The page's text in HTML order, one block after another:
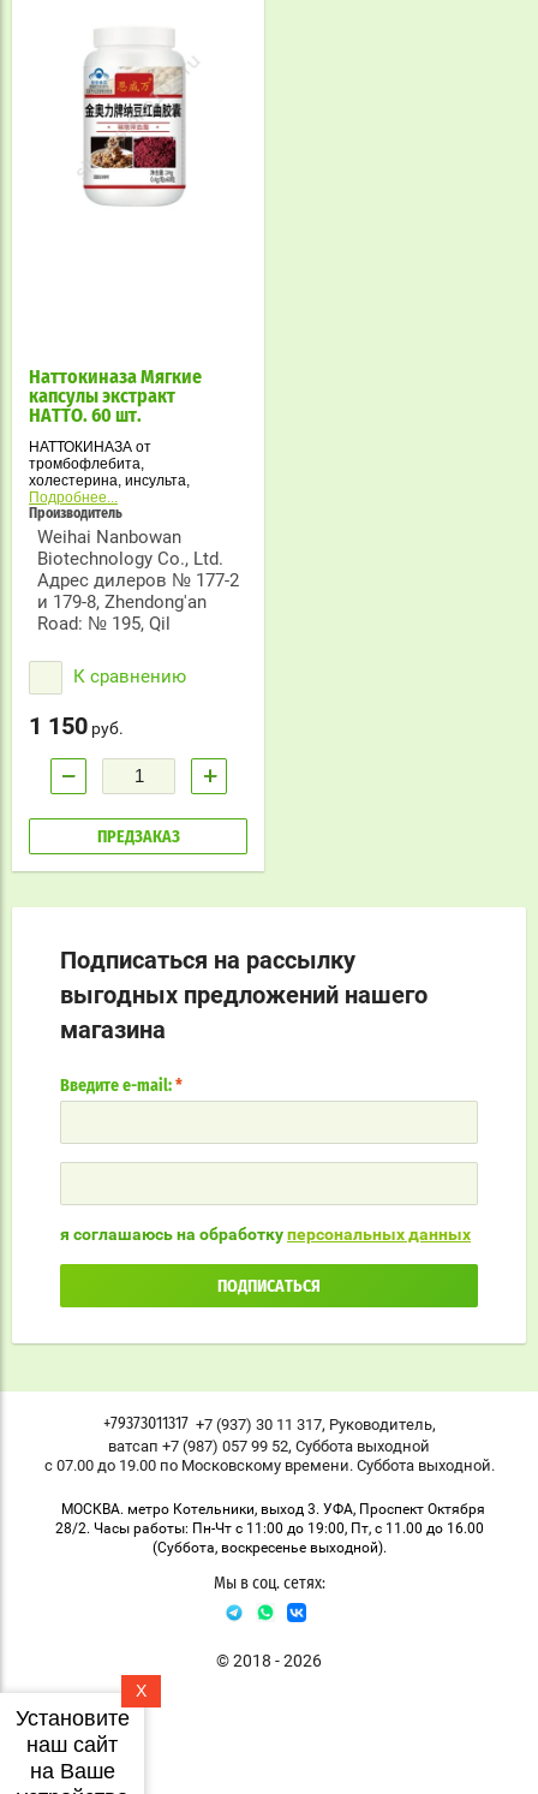
Наттокиназа Мягкие
капсулы экстракт
НАТТО. 60 шт.
НАТТОКИНАЗА от
тромбофлебита,
холестерина, инсульта,
ишемии.
Наттокиназа натуральный
препарат, который широко
используется для
профилактики и терапии
сердечно-сосудистых
заболеваний. Натокиназу
назначают при повышенном
крови, при ишемической
болезни сердца, после
инсульта или сердечного
приступа, при гипертонии,
диабете, снижении памяти и
Подробнее...
Производитель
Weihai Nanbowan
Biotechnology Co., Ltd.
Адрес дилеров № 177-2
и 179-8, Zhendong'an
Road: № 195, Qil
К сравнению
1 150 руб.
− +
ПРЕДЗАКАЗ
Подписаться на рассылку
выгодных предложений нашего
магазина
Введите e-mail: *
я соглашаюсь на обработкуперсональных данных
ПОДПИСАТЬСЯ
+79373011317 +7 (937) 30 11 317, Руководитель,
ватсап +7 (987) 057 99 52, Суббота выходной
с 07.00 до 19.00 по Московскому времени. Суббота выходной.
МОСКВА. метро Котельники, выход 3. УФА, Проспект Октября
28/2. Часы работы: Пн-Чт с 11:00 до 19:00, Пт, с 11.00 до 16.00
(Суббота, воскресенье выходной).
Мы в соц. сетях:
© 2018 - 2026
X
Установите
наш сайт
на Ваше